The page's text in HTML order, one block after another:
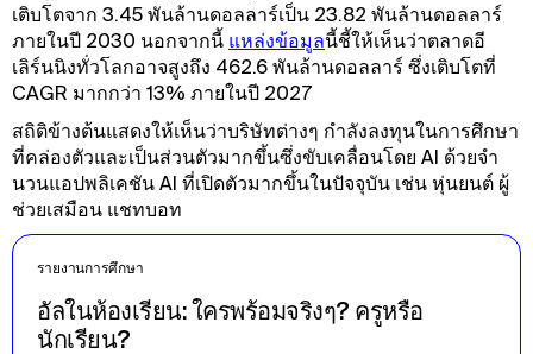
เติบโตจาก 3.45 พันล้านดอลลาร์เป็น 23.82 พันล้านดอลลาร์
ภายในปี 2030 นอกจากนี้ แหล่งข้อมูลนี้ชี้ให้เห็นว่าตลาดอี
เลิร์นนิงทั่วโลกอาจสูงถึง 462.6 พันล้านดอลลาร์ ซึ่งเติบโตที่
CAGR มากกว่า 13% ภายในปี 2027
สถิติข้างต้นแสดงให้เห็นว่าบริษัทต่างๆ กําลังลงทุนในการศึกษา
ที่คล่องตัวและเป็นส่วนตัวมากขึ้นซึ่งขับเคลื่อนโดย AI ด้วยจํา
นวนแอปพลิเคชัน AI ที่เปิดตัวมากขึ้นในปัจจุบัน เช่น หุ่นยนต์ ผู้
ช่วยเสมือน แชทบอท
รายงานการศึกษา
อัลในห้องเรียน: ใครพร้อมจริงๆ? ครูหรือ
นักเรียน?